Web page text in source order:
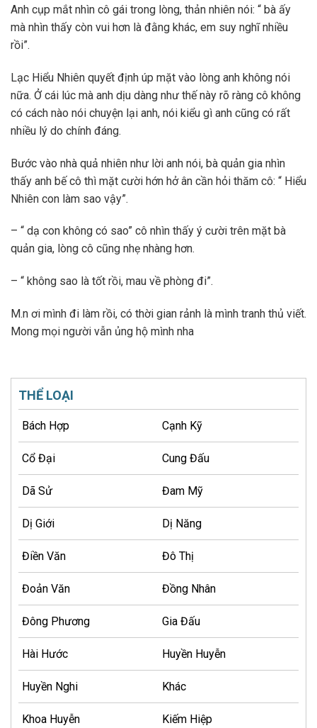
Anh cụp mắt nhìn cô gái trong lòng, thản nhiên nói: “ bà ấy
mà nhìn thấy còn vui hơn là đằng khác, em suy nghĩ nhiều
rồi”.
Lạc Hiểu Nhiên quyết định úp mặt vào lòng anh không nói
nữa. Ở cái lúc mà anh dịu dàng như thế này rõ ràng cô không
có cách nào nói chuyện lại anh, nói kiểu gì anh cũng có rất
nhiều lý do chính đáng.
Bước vào nhà quả nhiên như lời anh nói, bà quản gia nhìn
thấy anh bế cô thì mặt cười hớn hở ân cần hỏi thăm cô: “ Hiểu
Nhiên con làm sao vậy”.
– “ dạ con không có sao” cô nhìn thấy ý cười trên mặt bà
quản gia, lòng cô cũng nhẹ nhàng hơn.
– “ không sao là tốt rồi, mau về phòng đi”.
M.n ơi mình đi làm rồi, có thời gian rảnh là mình tranh thủ viết.
Mong mọi người vẫn ủng hộ mình nha
THỂ LOẠI
Bách Hợp Cạnh Kỹ
Cổ Đại Cung Đấu
Dã Sử Đam Mỹ
Dị Giới Dị Năng
Điền Văn Đô Thị
Đoản Văn Đồng Nhân
Đông Phương Gia Đấu
Hài Hước Huyền Huyễn
Huyền Nghi Khác
Khoa Huyễn Kiếm Hiệp